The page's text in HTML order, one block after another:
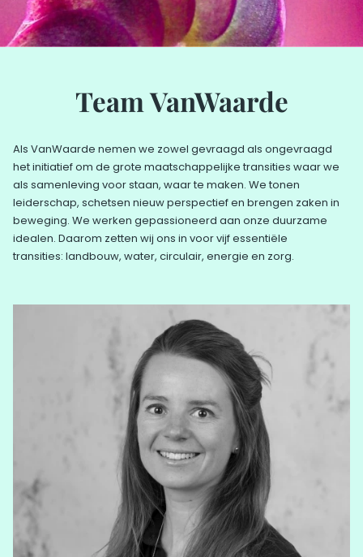
Team VanWaarde
Als VanWaarde nemen we zowel gevraagd als ongevraagd
het initiatief om de grote maatschappelijke transities waar we
als samenleving voor staan, waar te maken. We tonen
leiderschap, schetsen nieuw perspectief en brengen zaken in
beweging. We werken gepassioneerd aan onze duurzame
idealen. Daarom zetten wij ons in voor vijf essentiële
transities: landbouw, water, circulair, energie en zorg.